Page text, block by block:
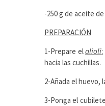
-250 g de aceite de
PREPARACIÓN
1-Prepare elalioli:
hacia las cuchillas.
2-Añada el huevo,
3-Ponga el